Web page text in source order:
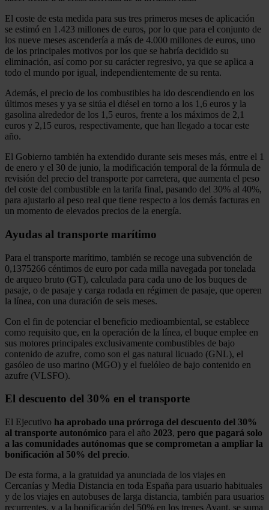
El coste de esta medida para sus tres primeros meses de aplicación
se estimó en 1.423 millones de euros, por lo que para el conjunto de
los nueve meses ascendería a más de 4.000 millones de euros, uno
de los principales motivos por los que se habría decidido su
eliminación, así como por su carácter regresivo, ya que se aplica a
todo el mundo por igual, independientemente de su renta.
Además, el precio de los combustibles ha ido descendiendo en los
últimos meses y ya se sitúa el diésel en torno a los 1,6 euros y la
gasolina alrededor de los 1,5 euros, frente a los máximos de 2,1
euros y 2,15 euros, respectivamente, que han llegado a tocar este
año.
El Gobierno también ha extendido durante seis meses más, entre el 1
de enero y el 30 de junio, la modificación temporal de la fórmula de
revisión del precio del transporte por carretera, que aumenta el peso
del coste del combustible en la tarifa final, pasando del 30% al 40%,
para ajustarlo al peso real que tiene respecto a los demás facturas en
un momento de elevados precios de la energía.
Ayudas al transporte marítimo
Para el transporte marítimo, también se recoge una subvención de
0,1375266 céntimos de euro por cada milla navegada por tonelada
de arqueo bruto (GT), calculada para cada uno de los buques de
pasaje, o de pasaje y carga rodada en régimen de pasaje, que operen
la línea, con una duración de seis meses.
Con el fin de potenciar el beneficio medioambiental, se establece
como requisito que, en la operación de la línea, el buque emplee en
sus motores principales exclusivamente combustibles de bajo
contenido de azufre, como son el gas natural licuado (GNL), el
gasóleo de uso marino (MGO) y el fuelóleo de bajo contenido en
azufre (VLSFO).
El descuento del 30% en el transporte
El Ejecutivo ha aprobado una prórroga del descuento del 30%
al transporte autonómico para el año 2023, pero que pagará solo
a las comunidades autónomas que se comprometan a ampliar la
bonificación al 50% del precio.
De esta forma, a la gratuidad ya anunciada de los viajes en
Cercanías y Media Distancia en toda España para usuario habituales
y de los viajes en autobuses de larga distancia, también para usuarios
recurrentes, y a la bonificación del 50% en los trenes Avant, se suma